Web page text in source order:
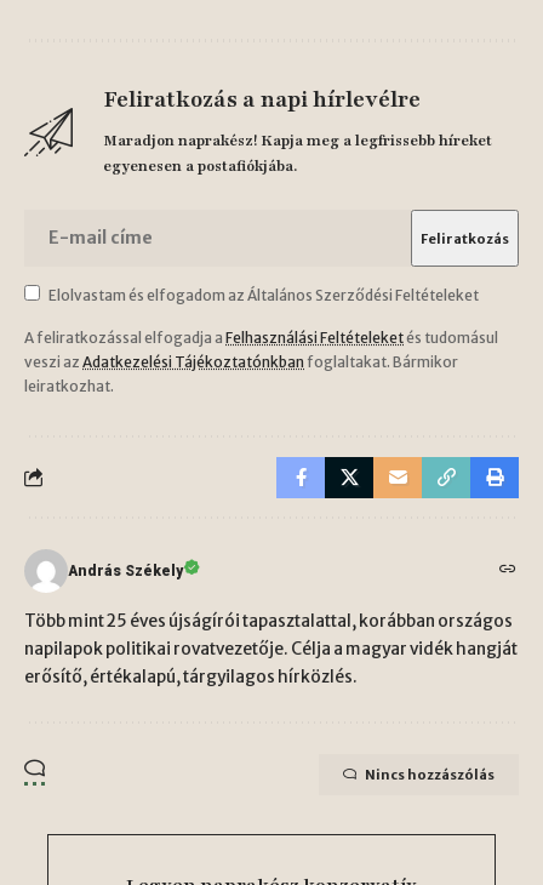
Feliratkozás a napi hírlevélre
Maradjon naprakész! Kapja meg a legfrissebb híreket
egyenesen a postafiókjába.
Elolvastam és elfogadom az Általános Szerződési Feltételeket
A feliratkozással elfogadja a Felhasználási Feltételeketés tudomásul
veszi az Adatkezelési Tájékoztatónkban foglaltakat. Bármikor
leiratkozhat.
András Székely
Több mint 25 éves újságírói tapasztalattal, korábban országos
napilapok politikai rovatvezetője. Célja a magyar vidék hangját
erősítő, értékalapú, tárgyilagos hírközlés.
Nincs hozzászólás